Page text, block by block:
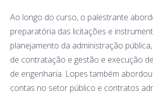
Ao longo do curso, o palestrante
preparatória das licitações e
planejamento da administração
de contratação e gestão e execução
de engenharia. Lopes também
contas no setor público e contratos